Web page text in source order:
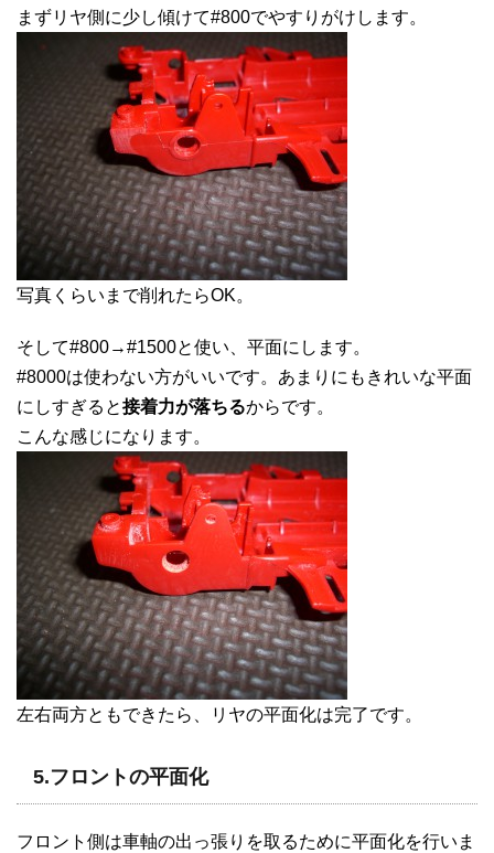
まずリヤ側に少し傾けて#800でやすりがけします。
写真くらいまで削れたらOK。
そして#800→#1500と使い、平面にします。
#8000は使わない方がいいです。あまりにもきれいな平面
にしすぎると接着力が落ちるからです。
こんな感じになります。
左右両方ともできたら、リヤの平面化は完了です。
5.フロントの平面化
フロント側は車軸の出っ張りを取るために平面化を行いま